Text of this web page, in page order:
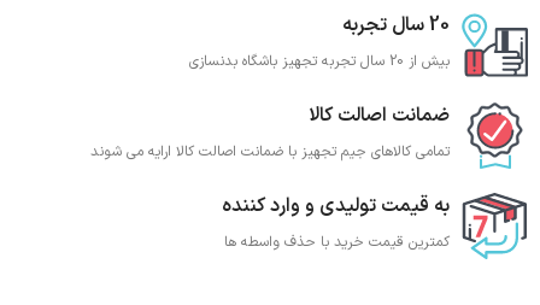
20 سال تجربه
بیش از 20 سال تجربه تجهیز باشگاه بدنسازی
ضمانت اصالت کالا
تمامی کالاهای جیم تجهیز با ضمانت اصالت کالا ارایه می شوند
به قیمت تولیدی و وارد کننده
کمترین قیمت خرید با حذف واسطه ها